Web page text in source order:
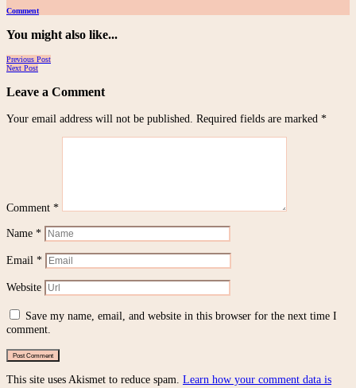
Comment
You might also like...
Posts
Previous Post
Next Post
Leave a Comment
Your email address will not be published. Required fields are marked *
Comment *
Name *
Email *
Website
Save my name, email, and website in this browser for the next time I
comment.
This site uses Akismet to reduce spam. Learn how your comment data is